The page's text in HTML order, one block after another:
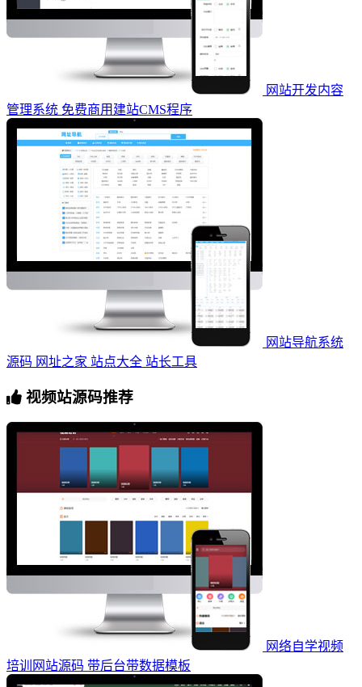
网站开发内容
管理系统 免费商用建站CMS程序
网站导航系统
源码 网址之家 站点大全 站长工具
视频站源码推荐
网络自学视频
培训网站源码 带后台带数据模板